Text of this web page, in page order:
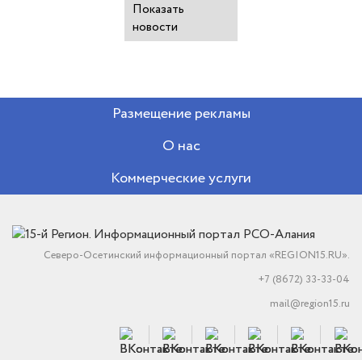
Показать
новости
Размещение рекламы
О нас
Коммерческие услуги
Северо-Осетинский информационный портал «REGION15.RU».
+7 (8672) 33-33-04
mail@region15.ru